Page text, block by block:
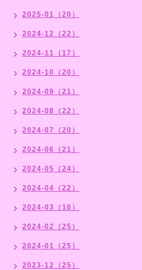
2025-01（20）
2024-12（22）
2024-11（17）
2024-10（20）
2024-09（21）
2024-08（22）
2024-07（20）
2024-06（21）
2024-05（24）
2024-04（22）
2024-03（16）
2024-02（25）
2024-01（25）
2023-12（25）